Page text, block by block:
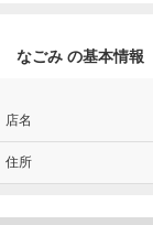
なごみ の基本情報
店名
住所